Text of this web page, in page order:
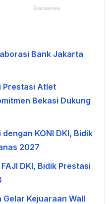
Bank Jakarta
Prestasi Atlet
Bekasi Dukung
KONI DKI, Bidik
2027
DKI, Bidik Prestasi
Gelar Kejuaraan Wall